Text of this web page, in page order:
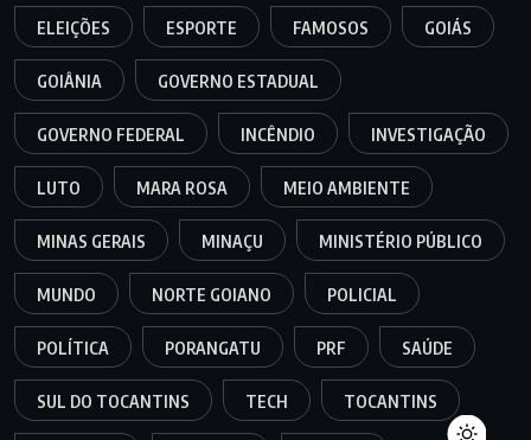
ELEIÇÕES ESPORTE FAMOSOS GOIÁS
GOIÂNIA GOVERNO ESTADUAL
GOVERNO FEDERAL INCÊNDIO INVESTIGAÇÃO
LUTO MARA ROSA MEIO AMBIENTE
MINAS GERAIS MINAÇU MINISTÉRIO PÚBLICO
MUNDO NORTE GOIANO POLICIAL
POLÍTICA PORANGATU PRF SAÚDE
SUL DO TOCANTINS TECH TOCANTINS